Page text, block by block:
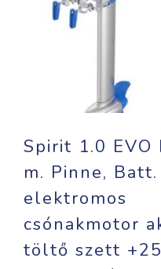
Spirit 1.0 EVO
m. Pinne,
elektromos
csónakmotor
töltő szett